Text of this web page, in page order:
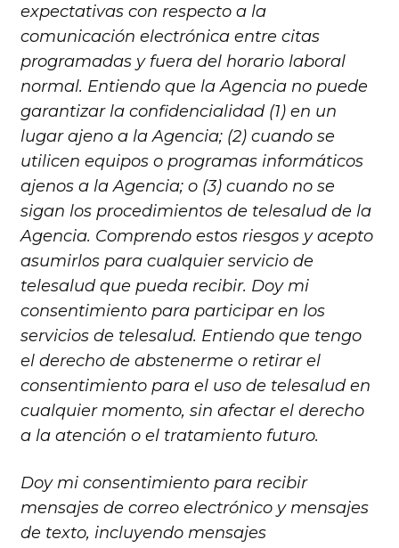
expectativas con respecto a la
comunicación electrónica entre citas
programadas y fuera del horario laboral
normal. Entiendo que la Agencia no puede
garantizar la confidencialidad (1) en un
lugar ajeno a la Agencia; (2) cuando se
utilicen equipos o programas informáticos
ajenos a la Agencia; o (3) cuando no se
sigan los procedimientos de telesalud de la
Agencia. Comprendo estos riesgos y acepto
asumirlos para cualquier servicio de
telesalud que pueda recibir. Doy mi
consentimiento para participar en los
servicios de telesalud. Entiendo que tengo
el derecho de abstenerme o retirar el
consentimiento para el uso de telesalud en
cualquier momento, sin afectar el derecho
a la atención o el tratamiento futuro.
Doy mi consentimiento para recibir
mensajes de correo electrónico y mensajes
de texto, incluyendo mensajes